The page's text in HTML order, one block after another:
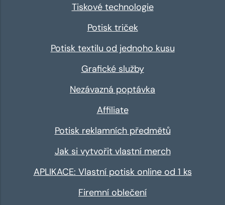
Tiskové technologie
Potisk triček
Potisk textilu od jednoho kusu
Grafické služby
Nezávazná poptávka
Affiliate
Potisk reklamních předmětů
Jak si vytvořit vlastní merch
APLIKACE: Vlastní potisk online od 1 ks
Firemní oblečení